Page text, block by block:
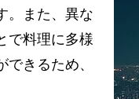
。また、異な
で料理に多様
きるため、